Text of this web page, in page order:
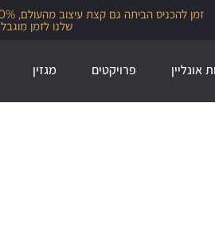
שלנו לזמן מוגבל
אונליין פרויקטים מגזין